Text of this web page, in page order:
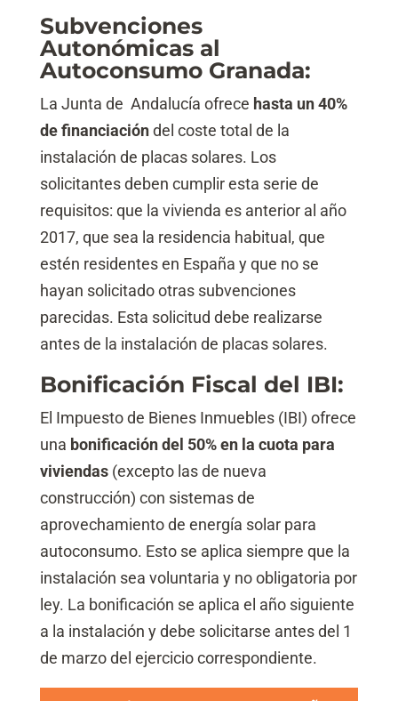
Subvenciones
Autonómicas al
Autoconsumo Granada:
La Junta de Andalucía ofrece hasta un 40%
definanciacióndel coste total de la
instalación de placas solares. Los
solicitantes deben cumplir esta serie de
requisitos: que la vivienda es anterior al año
2017, que sea la residencia habitual, que
estén residentes en España y que no se
hayan solicitado otras subvenciones
parecidas. Esta solicitud debe realizarse
antes de la instalación de placas solares.
Bonificación Fiscal del IBI:
El Impuesto de Bienes Inmuebles (IBI) ofrece
una bonificación del 50% en la cuota para
viviendas(excepto las de nueva
construcción) con sistemas de
aprovechamiento de energía solar para
autoconsumo. Esto se aplica siempre que la
instalación sea voluntaria y no obligatoria por
ley. La bonificación se aplica el año siguiente
a la instalación y debe solicitarse antes del 1
de marzo del ejercicio correspondiente.